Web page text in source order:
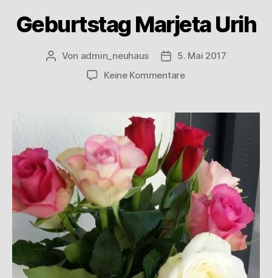
Geburtstag Marjeta Urih
Von admin_neuhaus
5. Mai 2017
Keine Kommentare